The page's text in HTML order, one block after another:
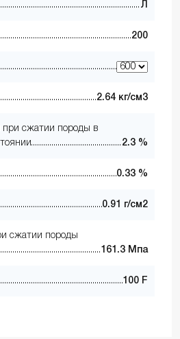
Л
200
2.64 кг/см3
сжатии породы в
2.3 %
0.33 %
0.91 г/см2
сжатии породы
161.3 Мпа
100 F